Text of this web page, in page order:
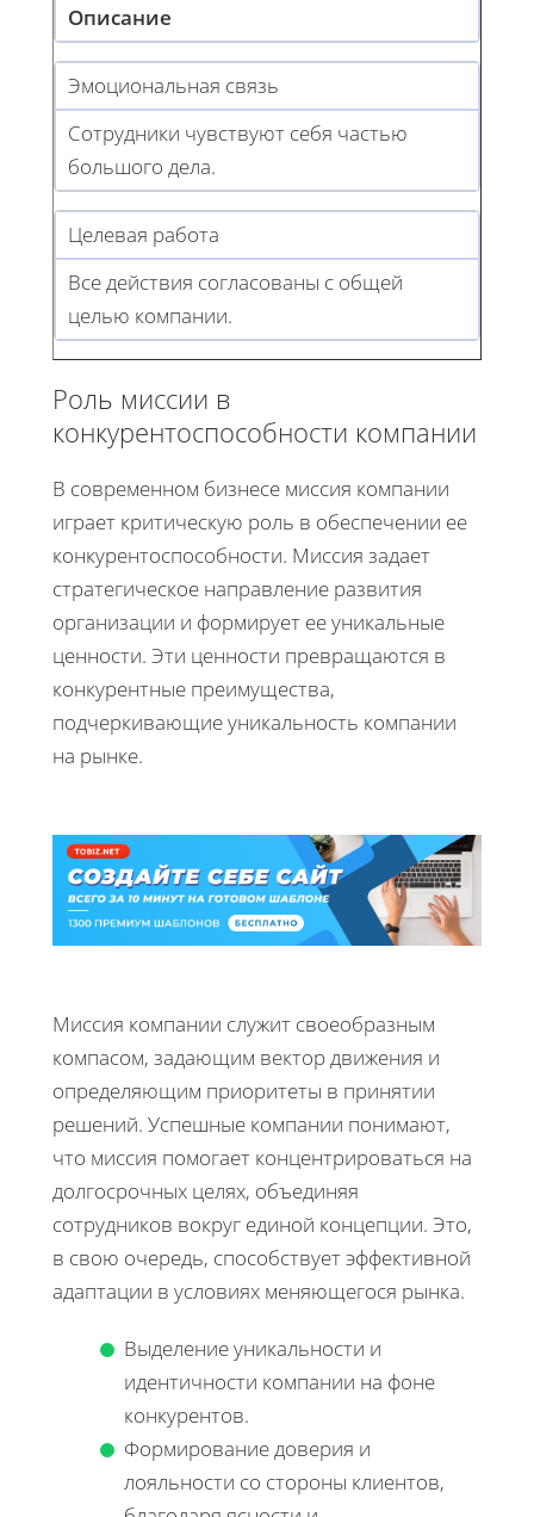
Описание
Эмоциональная связь
Сотрудники чувствуют себя частью
большого дела.
Целевая работа
Все действия согласованы с общей
целью компании.
Роль миссии в
конкурентоспособности компании
В современном бизнесе миссия компании
играет критическую роль в обеспечении ее
конкурентоспособности. Миссия задает
стратегическое направление развития
организации и формирует ее уникальные
ценности. Эти ценности превращаются в
конкурентные преимущества,
подчеркивающие уникальность компании
на рынке.
Миссия компании служит своеобразным
компасом, задающим вектор движения и
определяющим приоритеты в принятии
решений. Успешные компании понимают,
что миссия помогает концентрироваться на
долгосрочных целях, объединяя
сотрудников вокруг единой концепции. Это,
в свою очередь, способствует эффективной
адаптации в условиях меняющегося рынка.
Выделение уникальности и
идентичности компании на фоне
конкурентов.
Формирование доверия и
лояльности со стороны клиентов,